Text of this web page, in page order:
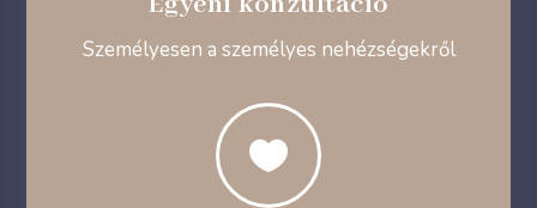
Személyesen a személyes nehézségekről
